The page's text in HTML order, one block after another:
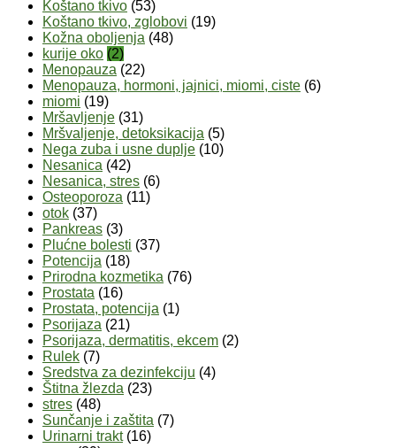
Koštano tkivo (53)
Koštano tkivo, zglobovi (19)
Kožna oboljenja (48)
kurije oko (2)
Menopauza (22)
Menopauza, hormoni, jajnici, miomi, ciste (6)
miomi (19)
Mršavljenje (31)
Mršvaljenje, detoksikacija (5)
Nega zuba i usne duplje (10)
Nesanica (42)
Nesanica, stres (6)
Osteoporoza (11)
otok (37)
Pankreas (3)
Plućne bolesti (37)
Potencija (18)
Prirodna kozmetika (76)
Prostata (16)
Prostata, potencija (1)
Psorijaza (21)
Psorijaza, dermatitis, ekcem (2)
Rulek (7)
Sredstva za dezinfekciju (4)
Štitna žlezda (23)
stres (48)
Sunčanje i zaštita (7)
Urinarni trakt (16)